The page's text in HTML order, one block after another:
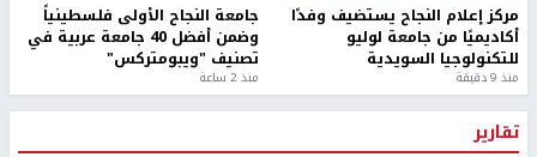
مركز إعلام النجاح يستضيف وفدًا
أكاديميًا من جامعة لوليو
للتكنولوجيا السويدية
منذ 9 دقيقة
جامعة النجاح الأولى فلسطينياً
وضمن أفضل 40 جامعة عربية في
تصنيف "ويبومتركس"
منذ 2 ساعة
تقارير